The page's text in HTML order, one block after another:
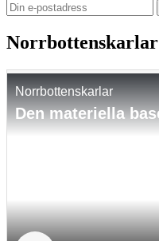
Norrbottenskarlar